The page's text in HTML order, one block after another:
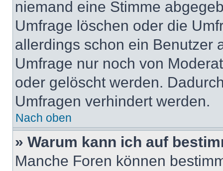
niemand eine Stimme
Umfrage löschen oder die
allerdings schon ein Benutzer
Umfrage nur noch von
oder gelöscht werden.
Umfragen verhindert werden.
Nach oben
» Warum kann ich auf
Manche Foren können